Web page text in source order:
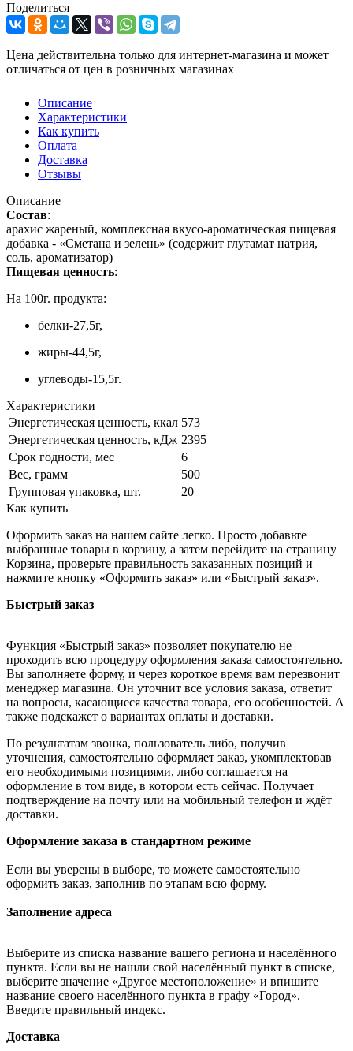
Поделиться
Цена действительна только для интернет-магазина и может
отличаться от цен в розничных магазинах
Описание
Характеристики
Как купить
Оплата
Доставка
Отзывы
Описание
Состав:
арахис жареный, комплексная вкусо-ароматическая пищевая
добавка - «Сметана и зелень» (содержит глутамат натрия,
соль, ароматизатор)
Пищевая ценность:
На 100г. продукта:
белки-27,5г,
жиры-44,5г,
углеводы-15,5г.
Характеристики
Энергетическая ценность, ккал 573
Энергетическая ценность, кДж 2395
Срок годности, мес
6
Вес, грамм
500
Групповая упаковка, шт.
20
Как купить
Оформить заказ на нашем сайте легко. Просто добавьте
выбранные товары в корзину, а затем перейдите на страницу
Корзина, проверьте правильность заказанных позиций и
нажмите кнопку «Оформить заказ» или «Быстрый заказ».
Быстрый заказ
Функция «Быстрый заказ» позволяет покупателю не
проходить всю процедуру оформления заказа самостоятельно.
Вы заполняете форму, и через короткое время вам перезвонит
менеджер магазина. Он уточнит все условия заказа, ответит
на вопросы, касающиеся качества товара, его особенностей. А
также подскажет о вариантах оплаты и доставки.
По результатам звонка, пользователь либо, получив
уточнения, самостоятельно оформляет заказ, укомплектовав
его необходимыми позициями, либо соглашается на
оформление в том виде, в котором есть сейчас. Получает
подтверждение на почту или на мобильный телефон и ждёт
доставки.
Оформление заказа в стандартном режиме
Если вы уверены в выборе, то можете самостоятельно
оформить заказ, заполнив по этапам всю форму.
Заполнение адреса
Выберите из списка название вашего региона и населённого
пункта. Если вы не нашли свой населённый пункт в списке,
выберите значение «Другое местоположение» и впишите
название своего населённого пункта в графу «Город».
Введите правильный индекс.
Доставка